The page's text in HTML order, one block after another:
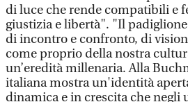
di luce che rende compatibili e
giustizia e libertà". "Il
di incontro e confronto, di
come proprio della nostra
un’eredità millenaria. Alla
italiana mostra un'identità
dinamica e in crescita che negli